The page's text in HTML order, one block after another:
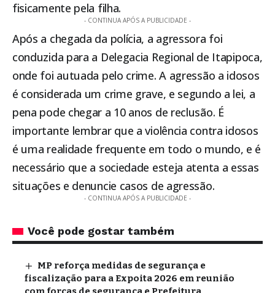
fisicamente pela filha.
- CONTINUA APÓS A PUBLICIDADE -
Após a chegada da polícia, a agressora foi
conduzida para a Delegacia Regional de Itapipoca,
onde foi autuada pelo crime. A agressão a idosos
é considerada um crime grave, e segundo a lei, a
pena pode chegar a 10 anos de reclusão. É
importante lembrar que a violência contra idosos
é uma realidade frequente em todo o mundo, e é
necessário que a sociedade esteja atenta a essas
situações e denuncie casos de agressão.
- CONTINUA APÓS A PUBLICIDADE -
Você pode gostar também
MP reforça medidas de segurança e
fiscalização para a Expoita 2026 em reunião